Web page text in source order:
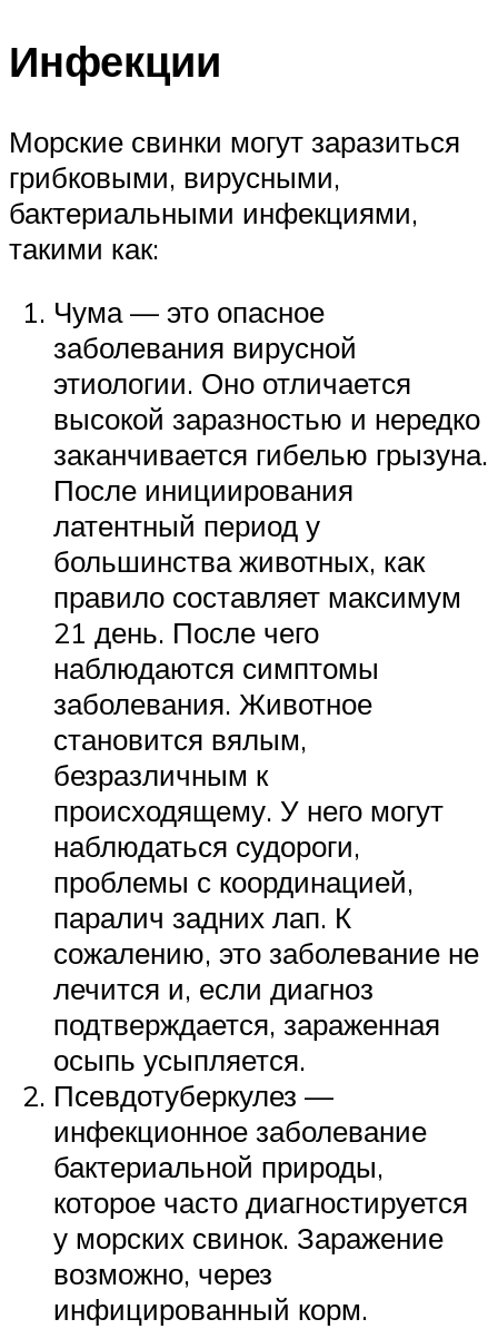
Инфекции
Морские свинки могут заразиться
грибковыми, вирусными,
бактериальными инфекциями,
такими как:
Чума — это опасное
заболевания вирусной
этиологии. Оно отличается
высокой заразностью и нередко
заканчивается гибелью грызуна.
После инициирования
латентный период у
большинства животных, как
правило составляет максимум
21 день. После чего
наблюдаются симптомы
заболевания. Животное
становится вялым,
безразличным к
происходящему. У него могут
наблюдаться судороги,
проблемы с координацией,
паралич задних лап. К
сожалению, это заболевание не
лечится и, если диагноз
подтверждается, зараженная
осыпь усыпляется.
Псевдотуберкулез —
инфекционное заболевание
бактериальной природы,
которое часто диагностируется
у морских свинок. Заражение
возможно, через
инфицированный корм.